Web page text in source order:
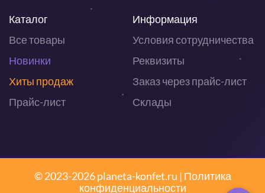
Каталог
Все товары
Новинки
Хиты продаж
Прайс-лист
Информация
Условия сотрудничества
Реквизиты
Заказ через прайс-лист
Склады
© 2023-2026 planeta-konfet.ru | Политика
конфиденциальности